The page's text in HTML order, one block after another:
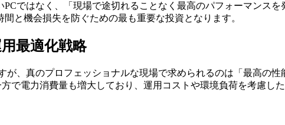
ではなく、「現場で途切れることなく最高のパフォーマンス
と機会損失を防ぐための最も重要な投資となります。
最適化戦略
、真のプロフェッショナルな現場で求められるのは「最高の
で電力消費量も増大しており、運用コストや環境負荷を考慮し